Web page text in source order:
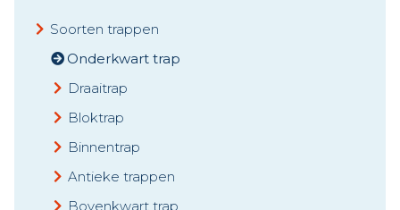
Soorten trappen
Onderkwart trap
Draaitrap
Bloktrap
Binnentrap
Antieke trappen
Bovenkwart trap